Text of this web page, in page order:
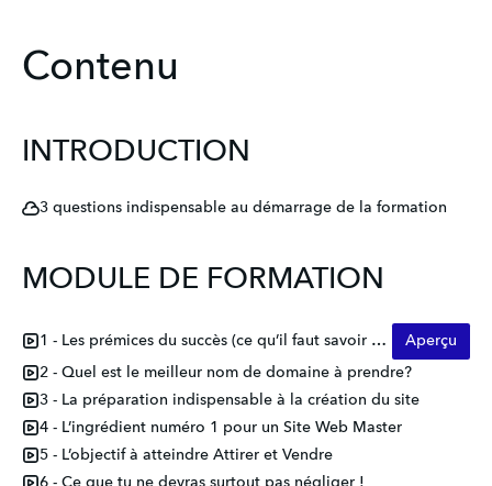
Contenu
INTRODUCTION
3 questions indispensable au démarrage de la formation
MODULE DE FORMATION
1 - Les prémices du succès (ce qu’il faut savoir avant le début de la formation) Aperçu
2 - Quel est le meilleur nom de domaine à prendre?
3 - La préparation indispensable à la création du site
4 - L’ingrédient numéro 1 pour un Site Web Master
5 - L’objectif à atteindre Attirer et Vendre
6 - Ce que tu ne devras surtout pas négliger !